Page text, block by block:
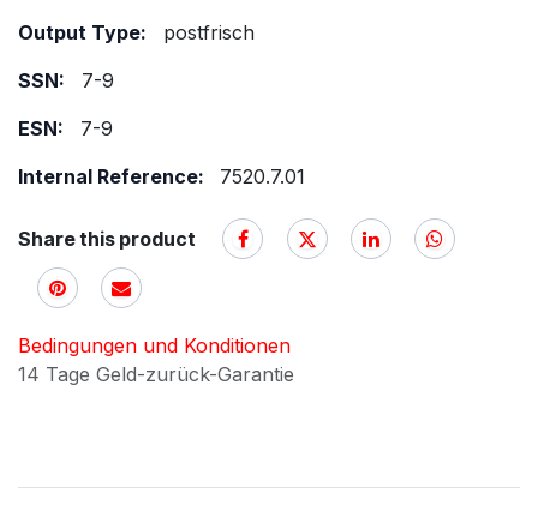
Output Type:
postfrisch
SSN:
7-9
ESN:
7-9
Internal Reference:
7520.7.01
Share this product
Bedingungen und Konditionen
14 Tage Geld-zurück-Garantie